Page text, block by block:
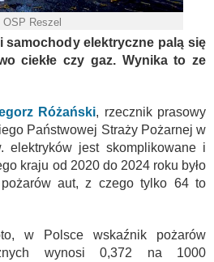
OSP Reszel
samochody elektryczne palą się
ciekłe czy gaz. Wynika to ze
Różański, rzecznik prasowy
Państwowej Straży Pożarnej w
elektryków jest skomplikowane i
kraju od 2020 do 2024 roku było
aut, z czego tylko 64 to
w Polsce wskaźnik pożarów
wynosi 0,372 na 1000